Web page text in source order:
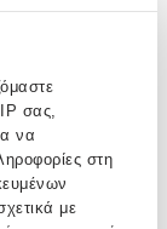
σας,
να
στη
με